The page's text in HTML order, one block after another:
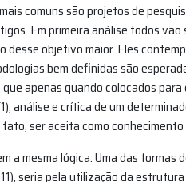
comuns são projetos de
Em primeira análise todos vão
objetivo maior. Eles
bem definidas são
apenas quando colocados
análise e crítica de um
ser aceita como
a mesma lógica. Uma das formas
seria pela utilização da